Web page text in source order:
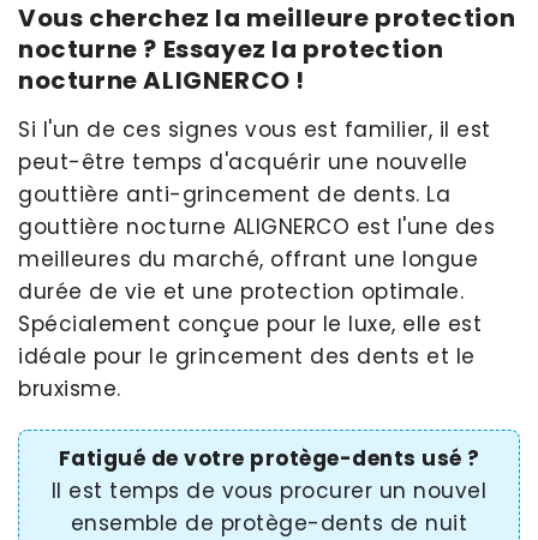
Vous cherchez la meilleure protection
nocturne ? Essayez la protection
nocturne ALIGNERCO !
Si l'un de ces signes vous est familier, il est
peut-être temps d'acquérir une nouvelle
gouttière anti-grincement de dents. La
gouttière nocturne ALIGNERCO est l'une des
meilleures du marché, offrant une longue
durée de vie et une protection optimale.
Spécialement conçue pour le luxe, elle est
idéale pour le grincement des dents et le
bruxisme.
Fatigué de votre protège-dents usé ?
Il est temps de vous procurer un nouvel
ensemble de protège-dents de nuit